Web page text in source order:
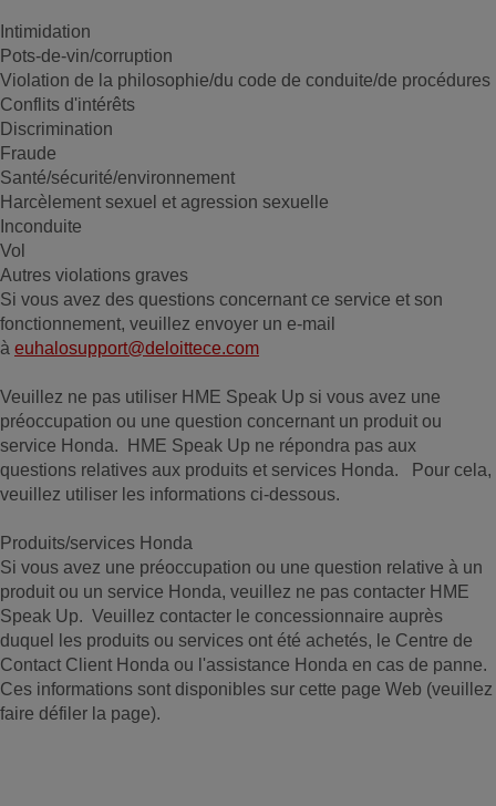
Intimidation
Pots-de-vin/corruption
Violation de la philosophie/du code de conduite/de procédures
Conflits d'intérêts
Discrimination
Fraude
Santé/sécurité/environnement
Harcèlement sexuel et agression sexuelle
Inconduite
Vol
Autres violations graves
Si vous avez des questions concernant ce service et son
fonctionnement, veuillez envoyer un e-mail
à euhalosupport@deloittece.com
Veuillez ne pas utiliser HME Speak Up si vous avez une
préoccupation ou une question concernant un produit ou
service Honda. HME Speak Up ne répondra pas aux
questions relatives aux produits et services Honda. Pour cela,
veuillez utiliser les informations ci-dessous.
Produits/services Honda
Si vous avez une préoccupation ou une question relative à un
produit ou un service Honda, veuillez ne pas contacter HME
Speak Up. Veuillez contacter le concessionnaire auprès
duquel les produits ou services ont été achetés, le Centre de
Contact Client Honda ou l'assistance Honda en cas de panne.
Ces informations sont disponibles sur cette page Web (veuillez
faire défiler la page).